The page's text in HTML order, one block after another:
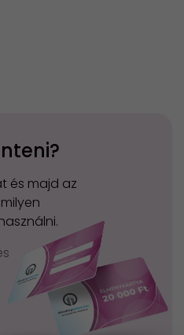
és majd az